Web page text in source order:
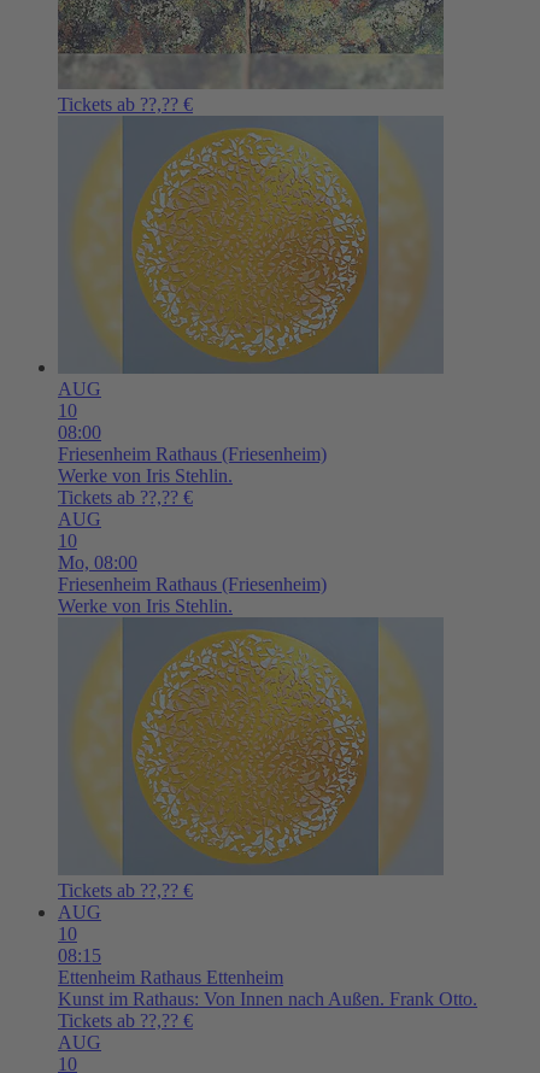
Tickets ab ??,?? €
AUG
10
08:00
Friesenheim Rathaus (Friesenheim)
Werke von Iris Stehlin.
Tickets ab ??,?? €
AUG
10
Mo, 08:00
Friesenheim Rathaus (Friesenheim)
Werke von Iris Stehlin.
Tickets ab ??,?? €
AUG
10
08:15
Ettenheim Rathaus Ettenheim
Kunst im Rathaus: Von Innen nach Außen. Frank Otto.
Tickets ab ??,?? €
AUG
10